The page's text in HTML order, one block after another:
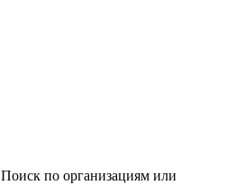
Поиск по организациям или